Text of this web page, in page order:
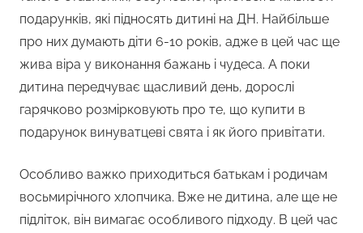
подарунків, які підносять дитині на ДН. Найбільше
про них думають діти 6-10 років, адже в цей час ще
жива віра у виконання бажань і чудеса. А поки
дитина передчуває щасливий день, дорослі
гарячково розмірковують про те, що купити в
подарунок винуватцеві свята і як його привітати.
Особливо важко приходиться батькам і родичам
восьмирічного хлопчика. Вже не дитина, але ще не
підліток, він вимагає особливого підходу. В цей час